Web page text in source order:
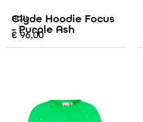
AO76
Clyde Hoodie Focus
– Purple Ash
€ 96,00